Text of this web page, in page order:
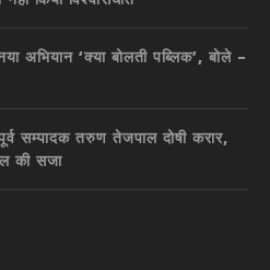
अभियान ‘क्या बोलती पब्लिक’, बोले –
सम्पादक तरुण तेजपाल दोषी करार,
की सजा